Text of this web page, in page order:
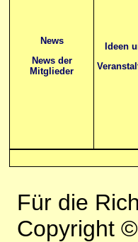
News
News der
Mitglieder
Ideen
Für die
Copyright